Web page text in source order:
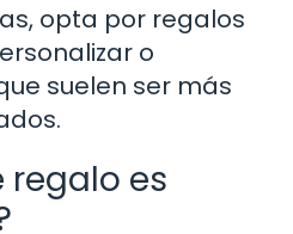
opta por regalos
o
suelen ser más
regalo es